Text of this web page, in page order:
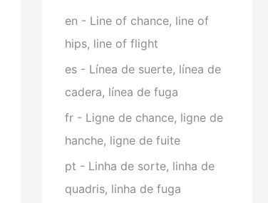
en - Line of chance, line of
hips, line of flight
es - Línea de suerte, línea de
cadera, línea de fuga
fr - Ligne de chance, ligne de
hanche, ligne de fuite
pt - Linha de sorte, linha de
quadris, linha de fuga